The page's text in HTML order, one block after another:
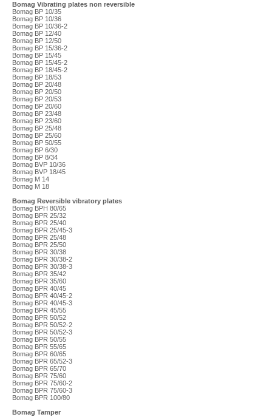
Bomag Vibrating plates non reversible
Bomag BP 10/35
Bomag BP 10/36
Bomag BP 10/36-2
Bomag BP 12/40
Bomag BP 12/50
Bomag BP 15/36-2
Bomag BP 15/45
Bomag BP 15/45-2
Bomag BP 18/45-2
Bomag BP 18/53
Bomag BP 20/48
Bomag BP 20/50
Bomag BP 20/53
Bomag BP 20/60
Bomag BP 23/48
Bomag BP 23/60
Bomag BP 25/48
Bomag BP 25/60
Bomag BP 50/55
Bomag BP 6/30
Bomag BP 8/34
Bomag BVP 10/36
Bomag BVP 18/45
Bomag M 14
Bomag M 18
Bomag Reversible vibratory plates
Bomag BPH 80/65
Bomag BPR 25/32
Bomag BPR 25/40
Bomag BPR 25/45-3
Bomag BPR 25/48
Bomag BPR 25/50
Bomag BPR 30/38
Bomag BPR 30/38-2
Bomag BPR 30/38-3
Bomag BPR 35/42
Bomag BPR 35/60
Bomag BPR 40/45
Bomag BPR 40/45-2
Bomag BPR 40/45-3
Bomag BPR 45/55
Bomag BPR 50/52
Bomag BPR 50/52-2
Bomag BPR 50/52-3
Bomag BPR 50/55
Bomag BPR 55/65
Bomag BPR 60/65
Bomag BPR 65/52-3
Bomag BPR 65/70
Bomag BPR 75/60
Bomag BPR 75/60-2
Bomag BPR 75/60-3
Bomag BPR 100/80
Bomag Tamper